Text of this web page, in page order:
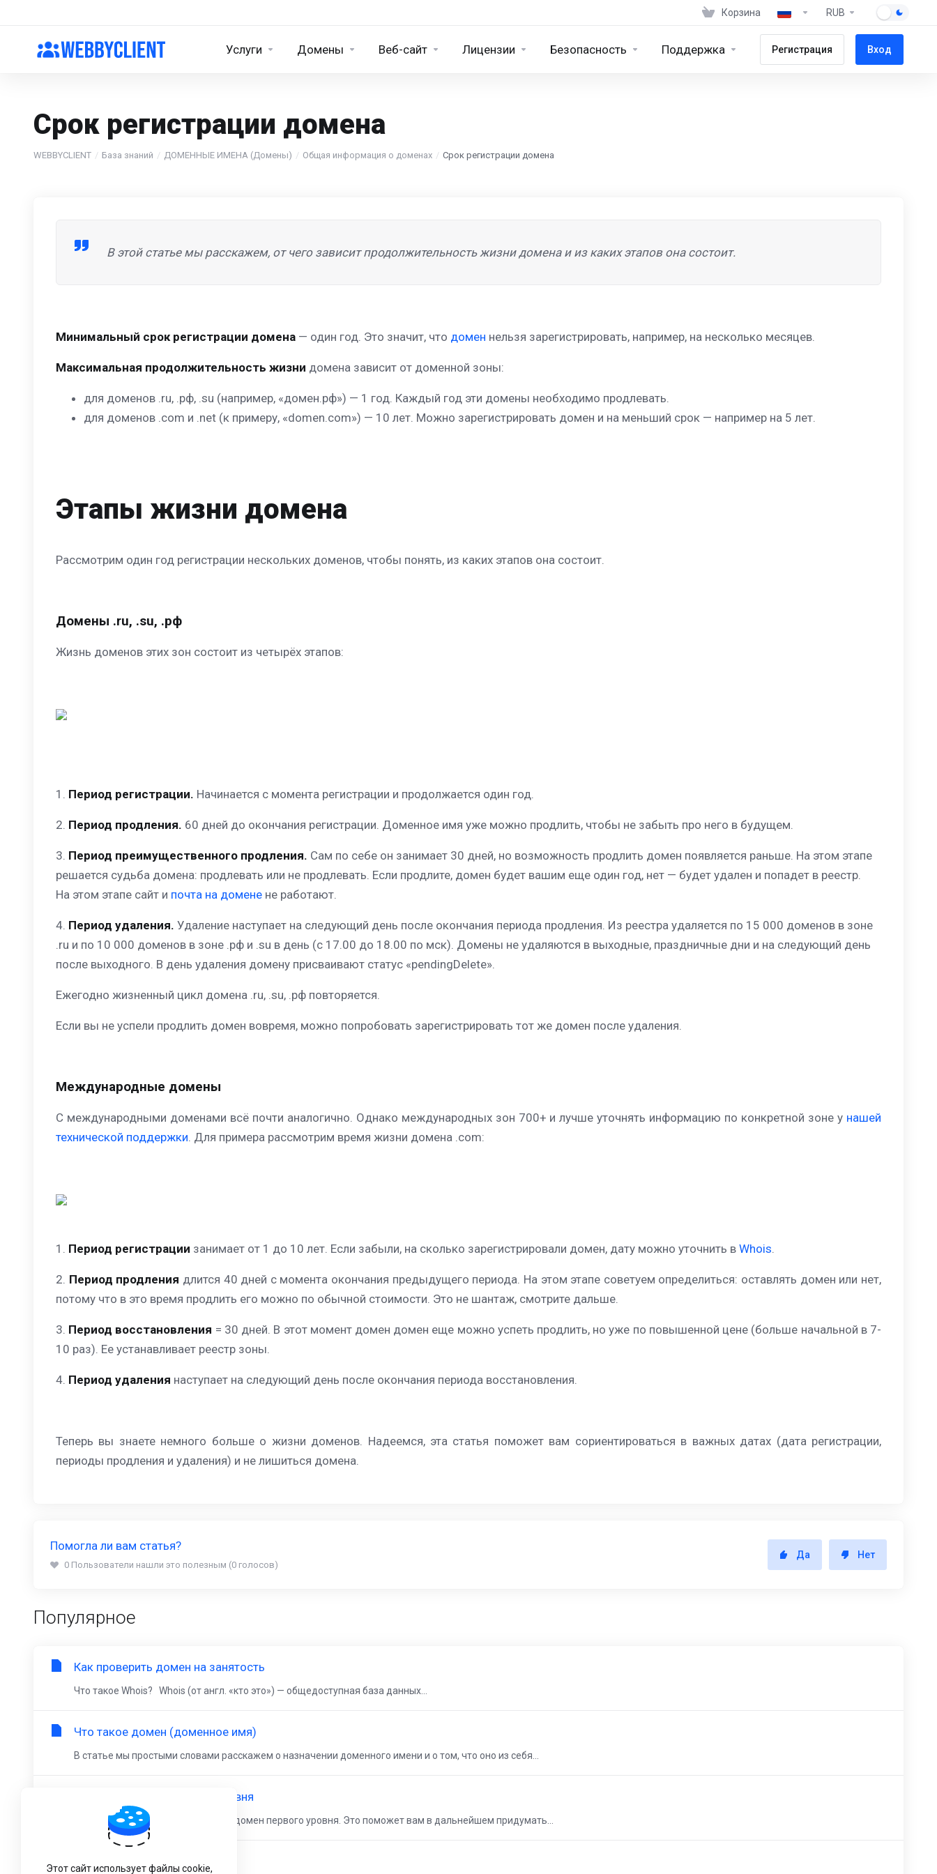
Корзина RUB
Услуги Домены Веб-сайт Лицензии Безопасность Поддержка Регистрация Вход
Срок регистрации домена
WEBBYCLIENT База знаний ДОМЕННЫЕ ИМЕНА (Домены) Общая информация о доменах Срок регистрации домена
В этой статье мы расскажем, от чего зависит продолжительность жизни домена и из каких этапов она состоит.
Минимальный срок регистрации домена — один год. Это значит, что домен нельзя зарегистрировать, например, на несколько месяцев.
Максимальная продолжительность жизни домена зависит от доменной зоны:
для доменов .ru, .рф, .su (например, «домен.рф») — 1 год. Каждый год эти домены необходимо продлевать.
для доменов .com и .net (к примеру, «domen.com») — 10 лет. Можно зарегистрировать домен и на меньший срок — например на 5 лет.
Этапы жизни домена
Рассмотрим один год регистрации нескольких доменов, чтобы понять, из каких этапов она состоит.
Домены .ru, .su, .рф
Жизнь доменов этих зон состоит из четырёх этапов:
1. Период регистрации. Начинается с момента регистрации и продолжается один год.
2. Период продления. 60 дней до окончания регистрации. Доменное имя уже можно продлить, чтобы не забыть про него в будущем.
3. Период преимущественного продления. Сам по себе он занимает 30 дней, но возможность продлить домен появляется раньше. На этом этапе
решается судьба домена: продлевать или не продлевать. Если продлите, домен будет вашим еще один год, нет — будет удален и попадет в реестр.
На этом этапе сайт и почта на домене не работают.
4. Период удаления. Удаление наступает на следующий день после окончания периода продления. Из реестра удаляется по 15 000 доменов в зоне
.ru и по 10 000 доменов в зоне .рф и .su в день (с 17.00 до 18.00 по мск). Домены не удаляются в выходные, праздничные дни и на следующий день
после выходного. В день удаления домену присваивают статус «pendingDelete».
Ежегодно жизненный цикл домена .ru, .su, .рф повторяется.
Если вы не успели продлить домен вовремя, можно попробовать зарегистрировать тот же домен после удаления.
Международные домены
С международными доменами всё почти аналогично. Однако международных зон 700+ и лучше уточнять информацию по конкретной зоне у нашей
технической поддержки. Для примера рассмотрим время жизни домена .com:
1. Период регистрации занимает от 1 до 10 лет. Если забыли, на сколько зарегистрировали домен, дату можно уточнить в Whois.
2. Период продления длится 40 дней с момента окончания предыдущего периода. На этом этапе советуем определиться: оставлять домен или нет,
потому что в это время продлить его можно по обычной стоимости. Это не шантаж, смотрите дальше.
3. Период восстановления = 30 дней. В этот момент домен домен еще можно успеть продлить, но уже по повышенной цене (больше начальной в 7-
10 раз). Ее устанавливает реестр зоны.
4. Период удаления наступает на следующий день после окончания периода восстановления.
Теперь вы знаете немного больше о жизни доменов. Надеемся, эта статья поможет вам сориентироваться в важных датах (дата регистрации,
периоды продления и удаления) и не лишиться домена.
Помогла ли вам статья?
0 Пользователи нашли это полезным (0 голосов)
Да Нет
Популярное
Как проверить домен на занятость
Что такое Whois? Whois (от англ. «кто это») — общедоступная база данных...
Что такое домен (доменное имя)
В статье мы простыми словами расскажем о назначении доменного имени и о том, что оно из себя...
Что такое домен первого уровня
В статье мы расскажем, что такое домен первого уровня. Это поможет вам в дальнейшем придумать...
Премиум-домены
Этот сайт использует файлы cookie,